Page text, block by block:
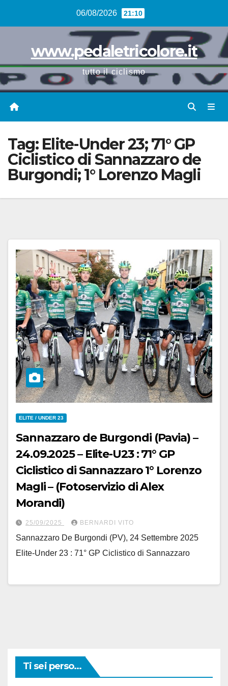
06/08/2026 21:10
www.pedaletricolore.it
tutto il ciclismo
Tag: Elite-Under 23; 71° GP
Ciclistico di Sannazzaro de
Burgondi; 1° Lorenzo Magli
ELITE / UNDER 23
Sannazzaro de Burgondi (Pavia) –
24.09.2025 – Elite-U23 : 71° GP
Ciclistico di Sannazzaro 1° Lorenzo
Magli – (Fotoservizio di Alex
Morandi)
25/09/2025 BERNARDI VITO
Sannazzaro De Burgondi (PV), 24 Settembre 2025
Elite-Under 23 : 71° GP Ciclistico di Sannazzaro
Ti sei perso...